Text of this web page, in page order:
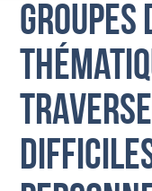
LE CONSEIL
LES SALARIÉS
OÙ NOUS
BOURSE
Groupes